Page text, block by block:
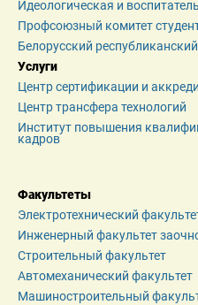
Идеологическая и
Профсоюзный комитет
Белорусский
Услуги
Центр сертификации и
Центр трансфера технологий
Институт повышения
кадров
Факультеты
Электротехнический
Инженерный факультет
Строительный факультет
Автомеханический факультет
Машиностроительный